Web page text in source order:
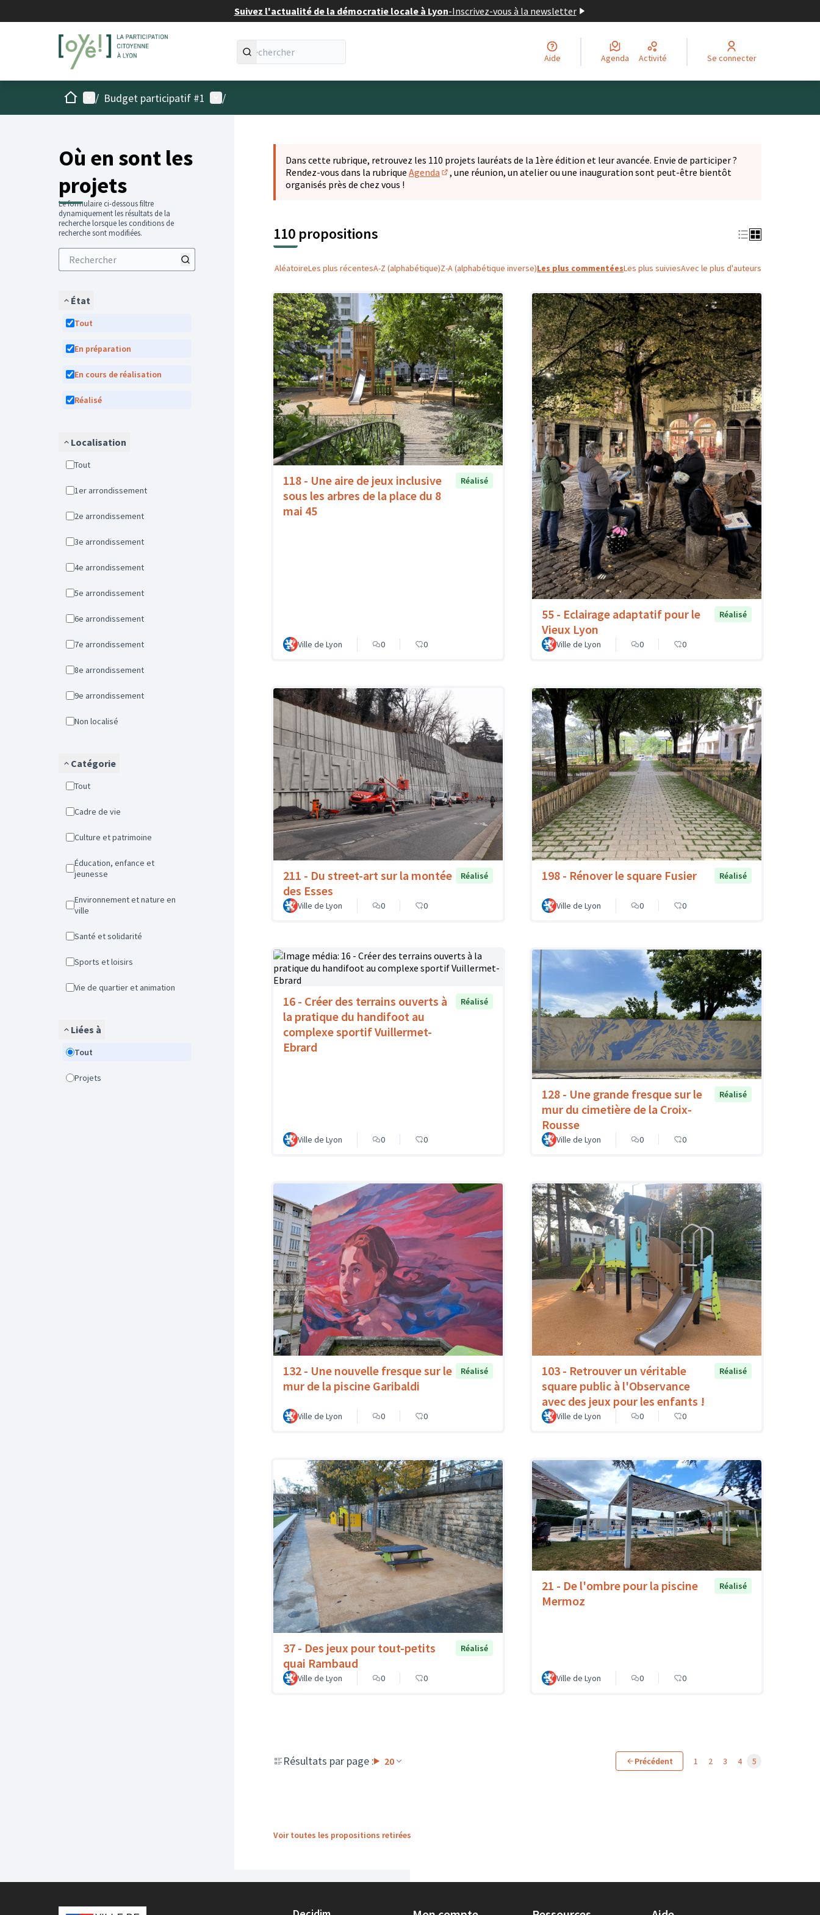
Suivez l'actualité de la démocratie locale à Lyon-Inscrivez-vous à la newsletter
Aide Agenda Activité Se connecter
AccueilMenu principal
/ Budget participatif #1 Menu utilisateur
/
Où en sont les
projets
Le formulaire ci-dessous filtre
dynamiquement les résultats de la
recherche lorsque les conditions de
recherche sont modifiées.
État
Tout
En préparation
En cours de réalisation
Réalisé
Localisation
Tout
1er arrondissement
2e arrondissement
3e arrondissement
4e arrondissement
5e arrondissement
6e arrondissement
7e arrondissement
8e arrondissement
9e arrondissement
Non localisé
Catégorie
Tout
Cadre de vie
Culture et patrimoine
Éducation, enfance et
jeunesse
Environnement et nature en
ville
Santé et solidarité
Sports et loisirs
Vie de quartier et animation
Liées à
Tout
Projets
Dans cette rubrique, retrouvez les 110 projets lauréats de la 1ère édition et leur avancée. Envie de participer ?
Rendez-vous dans la rubrique Agenda
(S'ouvre dans un nouvel onglet)
, une réunion, un atelier ou une inauguration sont peut-être bientôt
organisés près de chez vous !
110 propositions
AléatoireLes plus récentesA-Z (alphabétique)Z-A (alphabétique inverse)Les plus commentéesLes plus suiviesAvec le plus d'auteurs
118 - Une aire de jeux inclusive
sous les arbres de la place du 8
mai 45
Réalisé
Ville de Lyon 0 0
55 - Eclairage adaptatif pour le
Vieux Lyon
Réalisé
Ville de Lyon 0 0
211 - Du street-art sur la montée
des Esses
Réalisé
Ville de Lyon 0 0
198 - Rénover le square Fusier Réalisé
Ville de Lyon 0 0
16 - Créer des terrains ouverts à
la pratique du handifoot au
complexe sportif Vuillermet-
Ebrard
Réalisé
Ville de Lyon 0 0
128 - Une grande fresque sur le
mur du cimetière de la Croix-
Rousse
Réalisé
Ville de Lyon 0 0
132 - Une nouvelle fresque sur le
mur de la piscine Garibaldi
Réalisé
Ville de Lyon 0 0
103 - Retrouver un véritable
square public à l'Observance
avec des jeux pour les enfants !
Réalisé
Ville de Lyon 0 0
37 - Des jeux pour tout-petits
quai Rambaud
Réalisé
Ville de Lyon 0 0
21 - De l'ombre pour la piscine
Mermoz
Réalisé
Ville de Lyon 0 0
Résultats par page : 20 Précédent 1 2 3 4 5
Voir toutes les propositions retirées